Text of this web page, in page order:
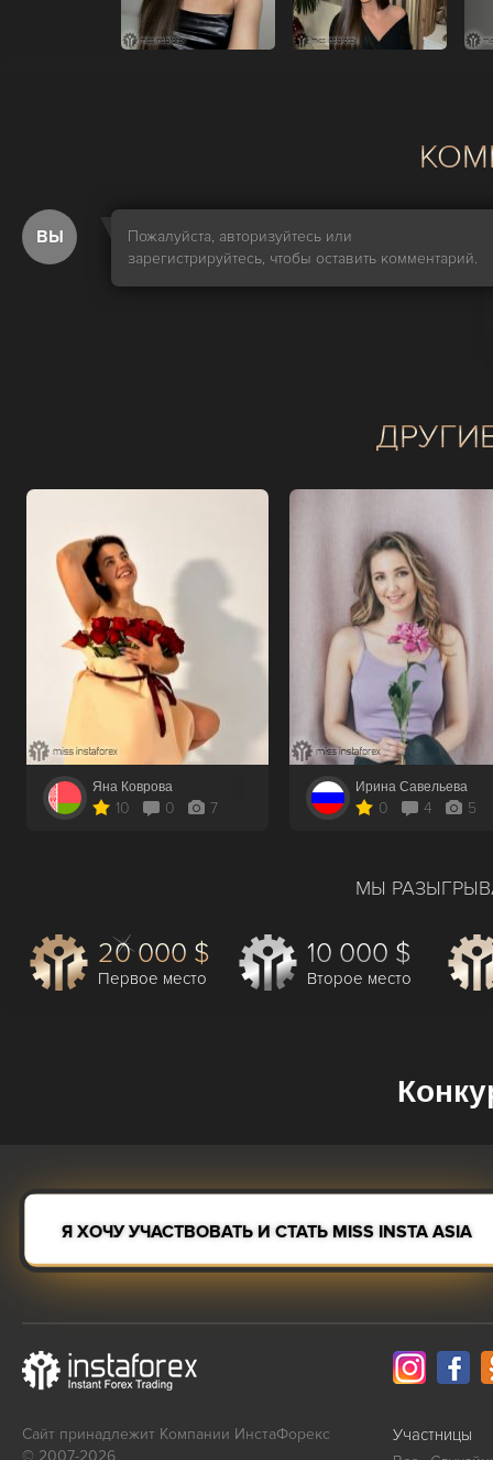
ВЫ
Пожалуйста, авторизуйтесь или
зарегистрируйтесь, чтобы оставить комментарий.
Яна Коврова
10 0 7
Ирина Савельева
0 4 5
МЫ
20 000 $
Первое место
10 000 $
Второе место
Я ХОЧУ УЧАСТВОВАТЬ И СТАТЬ MISS INSTA ASIA
Сайт принадлежит Компании ИнстаФорекс
© 2007-2026
Участницы